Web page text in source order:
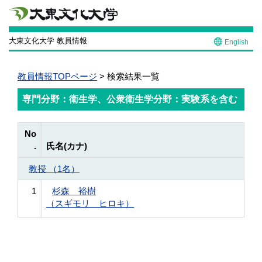
大東文化大学 教員情報 English
教員情報TOPページ > 検索結果一覧
専門分野：衛生学、公衆衛生学分野：実験系を含む
No
.
氏名(カナ)
教授 （1名）
1
杉森 裕樹
（スギモリ ヒロキ）